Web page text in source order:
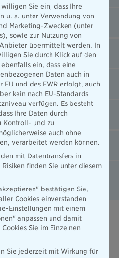
Familie
für mentales
Benefits.
Sie ein, dass Ihre
u. a. unter Verwendung von
Marketing-Zwecken (unter
sowie zur Nutzung von
übermittelt werden. In
Sie durch Klick auf den
ein, dass eine
Daten auch in
EU und des EWR erfolgt, auch
kein nach EU-Standards
verfügen. Es besteht
Ihre Daten durch
Kontroll- und zu
auch ohne
verarbeitet werden können.
mit Datentransfers in
finden Sie unter diesem
bestätigen Sie,
Cookies einverstanden
Einstellungen mit einem
anpassen und damit
Sie im Einzelnen
Sie jederzeit mit Wirkung für